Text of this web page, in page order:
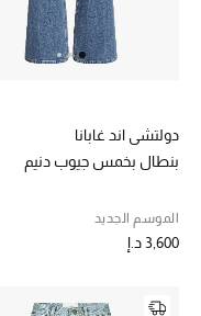
ركن أناقة المنتجعات
جميع إصدارتنا النسائية
الحب للمحلي
الملابس الرياضية النسائية
دولتشي اند غابانا
بنطال بخمس جيوب دنيم
الموسم الجديد
3,600 د.إ